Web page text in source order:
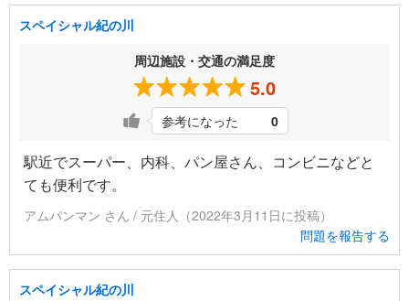
スペイシャル紀の川
周辺施設・交通の満足度
5.0
参考になった 0
駅近でスーパー、内科、パン屋さん、コンビニなどと
ても便利です。
アムパンマン さん / 元住人（2022年3月11日に投稿）
問題を報告する
スペイシャル紀の川